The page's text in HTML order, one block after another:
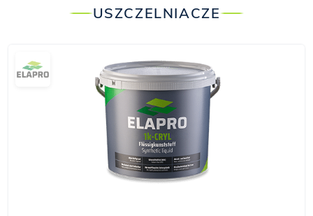
USZCZELNIACZE